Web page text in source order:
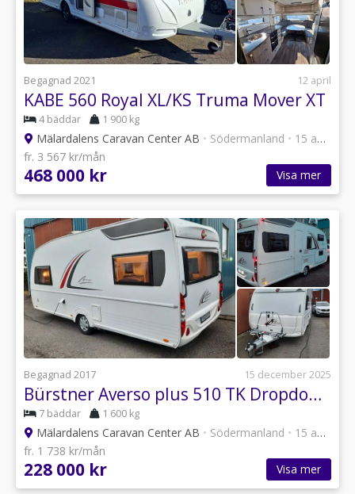
Begagnad 2021 12 april
KABE 560 Royal XL/KS Truma Mover XT
4 bäddar 1 900 kg
Mälardalens Caravan Center AB • Södermanland • 15 annonser
fr. 3 567 kr/mån
468 000 kr Visa mer
Begagnad 2017 15 december 2025
Bürstner Averso plus 510 TK Dropdown DB
7 bäddar 1 600 kg
Mälardalens Caravan Center AB • Södermanland • 15 annonser
fr. 1 738 kr/mån
228 000 kr Visa mer